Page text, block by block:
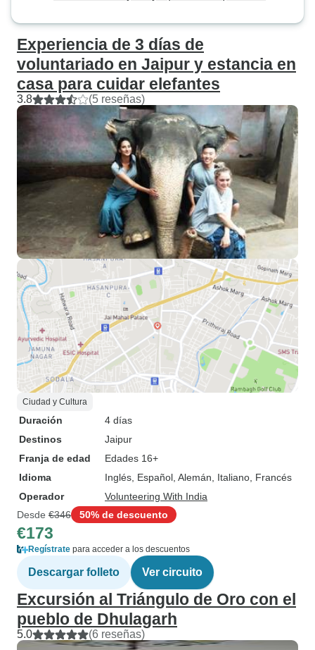
Experiencia de 3 días de
voluntariado en Jaipur y estancia en
casa para cuidar elefantes
3.8 (5 reseñas)
Ciudad y Cultura
Duración
4 días
Destinos
Jaipur
Franja de edad
Edades 16+
Idioma
Inglés, Español, Alemán, Italiano, Francés
Operador
Volunteering With India
Desde €346 50% de descuento
€173
Regístrate para acceder a los descuentos
Descargar folleto Ver circuito
Excursión al Triángulo de Oro con el
pueblo de Dhulagarh
5.0 (6 reseñas)